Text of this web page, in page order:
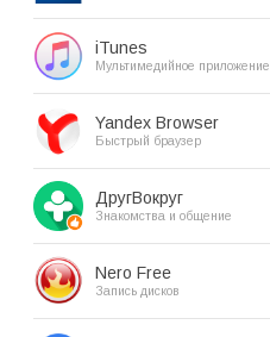
iTunes
Мультимедийное приложение
Yandex Browser
Быстрый браузер
ДругВокруг
Знакомства и общение
Nero Free
Запись дисков